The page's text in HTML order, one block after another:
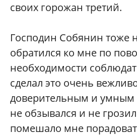
своих горожан третий.
Господин Собянин тоже
обратился ко мне по
необходимости
сделал это очень
доверительным и
не обзывался и не
помешало мне